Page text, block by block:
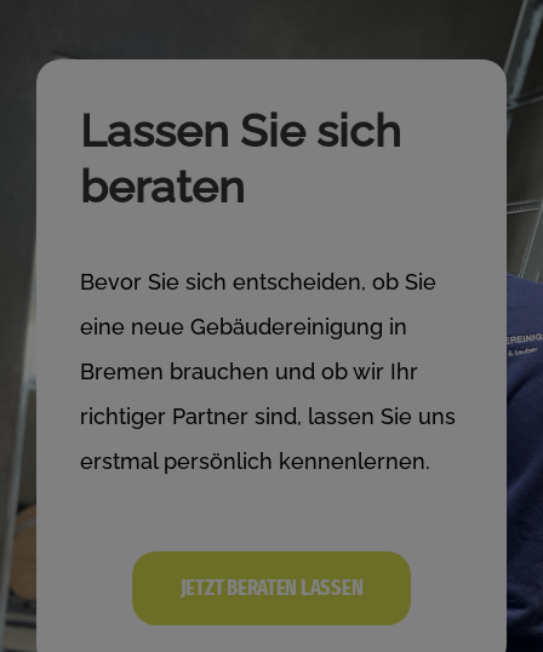
Lassen Sie sich
beraten
Bevor Sie sich entscheiden, ob Sie
eine neue Gebäudereinigung in
Bremen brauchen und ob wir Ihr
richtiger Partner sind, lassen Sie uns
erstmal persönlich kennenlernen.
JETZT BERATEN LASSEN